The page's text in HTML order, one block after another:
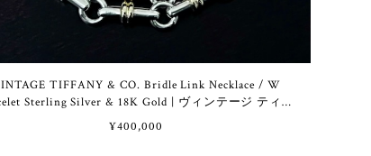
TIFFANY & CO. Bridle Link Necklace / W
Sterling Silver & 18K Gold | ヴィンテージ ティフ
ー ブライドル リンク ネックレス / 2重 ブレスレッ
ト スターリング シルバー & 18K ゴールド
¥400,000